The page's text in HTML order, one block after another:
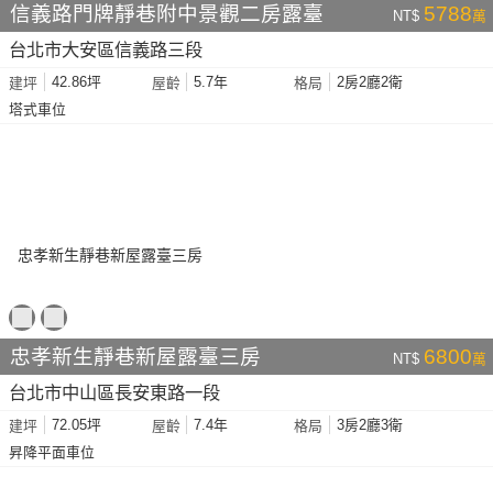
信義路門牌靜巷附中景觀二房露臺 NT$ 5788萬
台北市大安區信義路三段
建坪 42.86坪 屋齡 5.7年 格局
2房2廳2衛
塔式車位
忠孝新生靜巷新屋露臺三房 NT$ 6800萬
台北市中山區長安東路一段
建坪 72.05坪 屋齡 7.4年 格局
3房2廳3衛
昇降平面車位